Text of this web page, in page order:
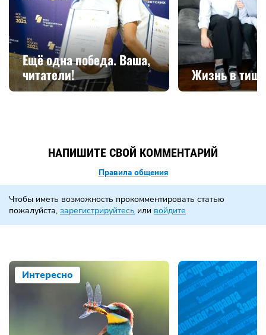
Ещё одна победа. Ваша,
читатели!
Жизнь в
НАПИШИТЕ СВОЙ КОММЕНТАРИЙ
Правила общения
Чтобы иметь возможность прокомментировать статью
пожалуйста, зарегистрируйтесь или войдите
Интересно